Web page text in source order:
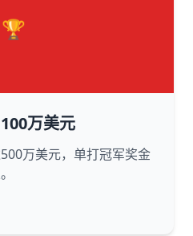
🏆
万美元
万美元，单打冠军奖金